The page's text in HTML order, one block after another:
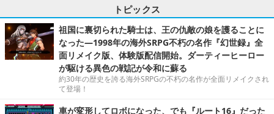
トピックス
祖国に裏切られた騎士は、王の仇敵の娘を護ることに
なった―1998年の海外SRPG不朽の名作『幻世録』全
面リメイク版、体験版配信開始。ダーティーヒーロー
が駆ける異色の戦記が令和に蘇る
約30年の歴史を誇る海外SRPGの不朽の名作が全面リメイクされ
て登場！
車が変形してロボになった、でも『ルート16』だった